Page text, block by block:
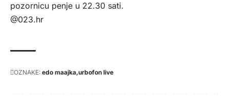
pozornicu penje u 22.30 sati.
@023.hr
OZNAKE: edo maajka urbofon live